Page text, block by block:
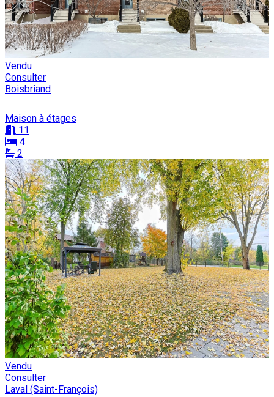
Vendu
Consulter
Boisbriand
Maison à étages
11
4
2
Vendu
Consulter
Laval (Saint-François)